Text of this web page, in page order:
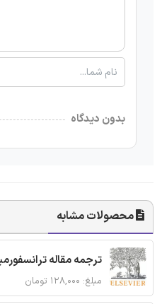
بدون دیدگاه
محصولات مشابه
ترجمه مقاله
مبلغ: ۱۲۸,۰۰۰ تومان